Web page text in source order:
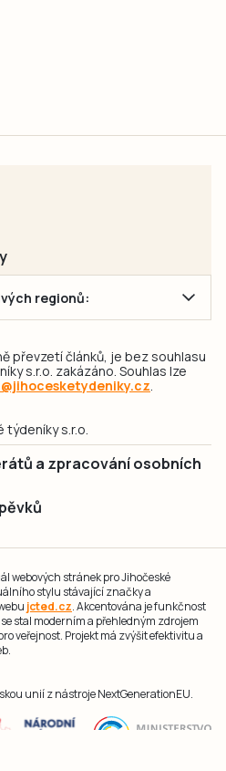
regionů:
převzetí článků, je bez souhlasu
s.r.o. zakázáno. Souhlas lze
.
s.r.o.
a zpracování osobních
webových stránek pro Jihočeské
stylu stávající značky a
jcted.cz. Akcentována je funkčnost
stal moderním a přehledným zdrojem
veřejnost. Projekt má zvýšit efektivitu a
unií z nástroje NextGenerationEU.